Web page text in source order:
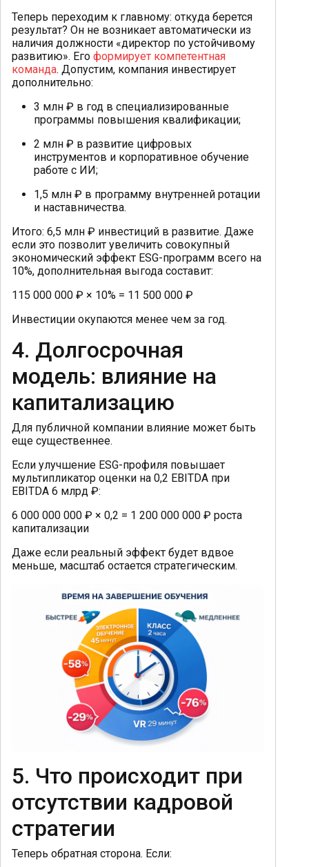
Теперь переходим к главному: откуда берется
результат? Он не возникает автоматически из
наличия должности «директор по устойчивому
развитию». Его формирует компетентная
команда. Допустим, компания инвестирует
дополнительно:
3 млн ₽ в год в специализированные
программы повышения квалификации;
2 млн ₽ в развитие цифровых
инструментов и корпоративное обучение
работе с ИИ;
1,5 млн ₽ в программу внутренней ротации
и наставничества.
Итого: 6,5 млн ₽ инвестиций в развитие. Даже
если это позволит увеличить совокупный
экономический эффект ESG-программ всего на
10%, дополнительная выгода составит:
115 000 000 ₽ × 10% = 11 500 000 ₽
Инвестиции окупаются менее чем за год.
4. Долгосрочная
модель: влияние на
капитализацию
Для публичной компании влияние может быть
еще существеннее.
Если улучшение ESG-профиля повышает
мультипликатор оценки на 0,2 EBITDA при
EBITDA 6 млрд ₽:
6 000 000 000 ₽ × 0,2 = 1 200 000 000 ₽ роста
капитализации
Даже если реальный эффект будет вдвое
меньше, масштаб остается стратегическим.
5. Что происходит при
отсутствии кадровой
стратегии
Теперь обратная сторона. Если: